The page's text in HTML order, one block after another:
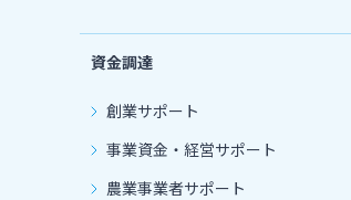
資金調達
創業サポート
事業資金・経営サポート
農業事業者サポート